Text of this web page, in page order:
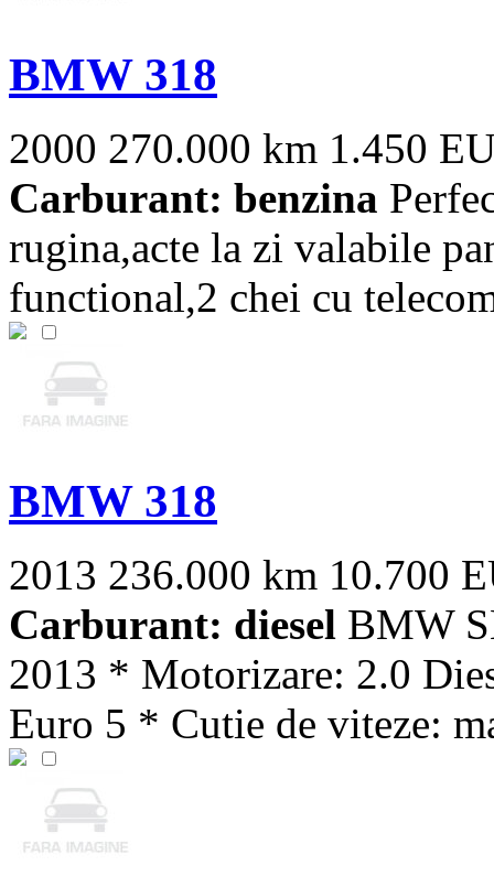
BMW 318
2000 270.000 km 1.450
Carburant: benzina
rugina,acte la zi valabile
functional,2 chei cu
BMW 318
2013 236.000 km 10.700
Carburant: diesel BMW
2013 * Motorizare: 2.0
Euro 5 * Cutie de viteze: